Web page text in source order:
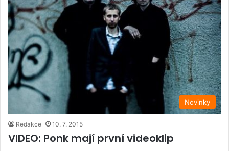
Novinky
Redakce 10. 7. 2015
VIDEO: Ponk mají první videoklip